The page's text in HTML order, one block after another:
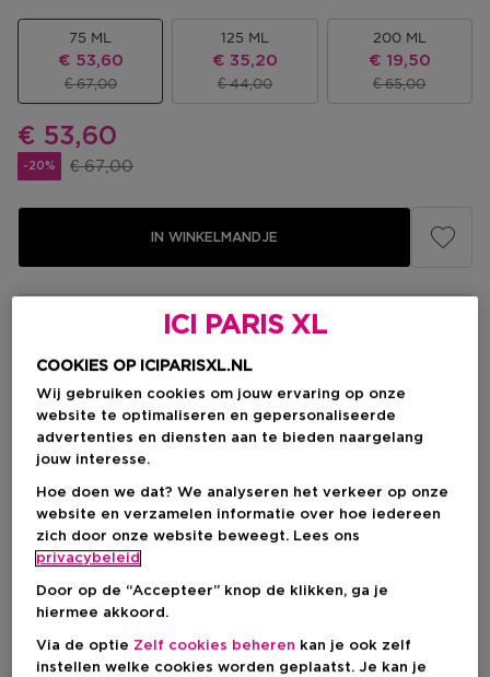
75 ML
Kortingsprijs
€ 53,60
Productprijs
€ 67,00
125 ML
Kortingsprijs
€ 35,20
Productprijs
€ 44,00
200 ML
Kortingsprijs
€ 19,50
Productprijs
€ 65,00
Kortingsprijs
€ 53,60
-20% Productprijs
€ 67,00
IN WINKELMANDJE
Levering aan huis
Ophalen in een winkel
Ophalen in een winkel nabij jou.
Selecteer een winkel
Korte beschrijving
Geurtype
Over dit product
ICI PARIS XL
COOKIES OP ICIPARISXL.NL
Wij gebruiken cookies om jouw ervaring op onze
website te optimaliseren en gepersonaliseerde
advertenties en diensten aan te bieden naargelang
jouw interesse.
Hoe doen we dat? We analyseren het verkeer op onze
website en verzamelen informatie over hoe iedereen
zich door onze website beweegt. Lees ons
privacybeleid
Door op de “Accepteer” knop de klikken, ga je
hiermee akkoord.
Via de optie Zelf cookies beheren kan je ook zelf
instellen welke cookies worden geplaatst. Je kan je